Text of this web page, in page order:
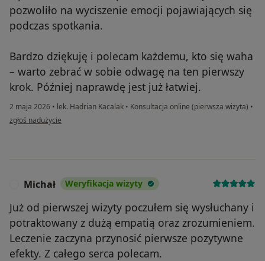
pozwoliło na wyciszenie emocji pojawiających się
podczas spotkania.
Bardzo dziękuję i polecam każdemu, kto się waha
– warto zebrać w sobie odwagę na ten pierwszy
krok. Później naprawdę jest już łatwiej.
2 maja 2026 • lek. Hadrian Kacalak • Konsultacja online (pierwsza wizyta) •
w opinii użytkownika Kamila
zgłoś nadużycie
Michał Weryfikacja wizyty
Już od pierwszej wizyty poczułem się wysłuchany i
potraktowany z dużą empatią oraz zrozumieniem.
Leczenie zaczyna przynosić pierwsze pozytywne
efekty. Z całego serca polecam.